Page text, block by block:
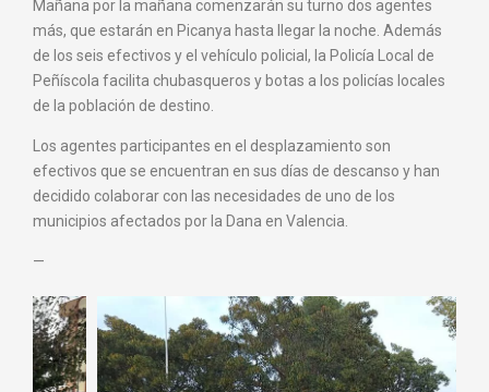
Mañana por la mañana comenzarán su turno dos agentes
más, que estarán en Picanya hasta llegar la noche. Además
de los seis efectivos y el vehículo policial, la Policía Local de
Peñíscola facilita chubasqueros y botas a los policías locales
de la población de destino.
Los agentes participantes en el desplazamiento son
efectivos que se encuentran en sus días de descanso y han
decidido colaborar con las necesidades de uno de los
municipios afectados por la Dana en Valencia.
—